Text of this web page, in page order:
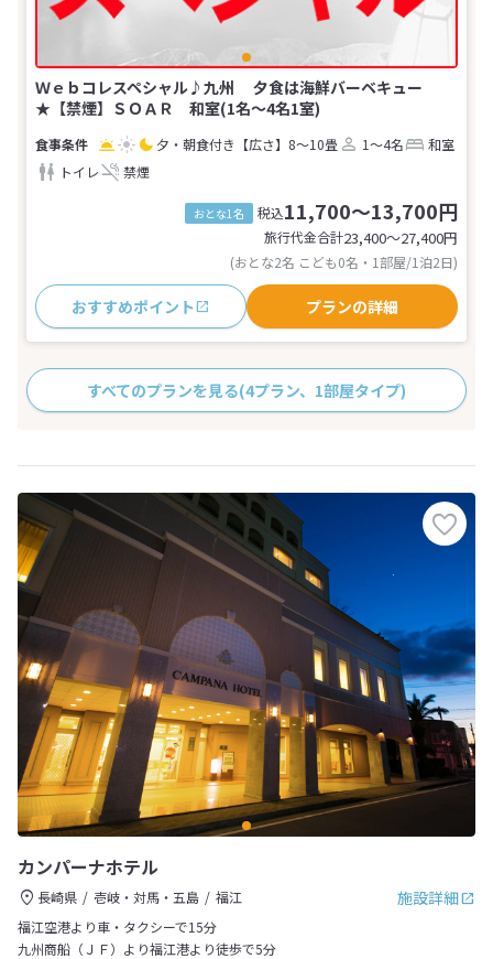
Ｗｅｂコレスペシャル♪九州 夕食は海鮮バーベキュー
★【禁煙】ＳＯＡＲ 和室(1名～4名1室)
夕・朝食付き 【広さ】8～10畳 1～4名
和室
トイレ
禁煙
おとな1名 税込11,700～13,700円
旅行代金合計23,400〜27,400円
(おとな2名 こども0名・1部屋/1泊2日)
おすすめポイント プランの詳細
すべてのプランを見る(4プラン、1部屋タイプ)
カンパーナホテル
施設詳細
長崎県 壱岐・対馬・五島
福江
福江空港より車・タクシーで15分
九州商船（ＪＦ）より福江港より徒歩で5分